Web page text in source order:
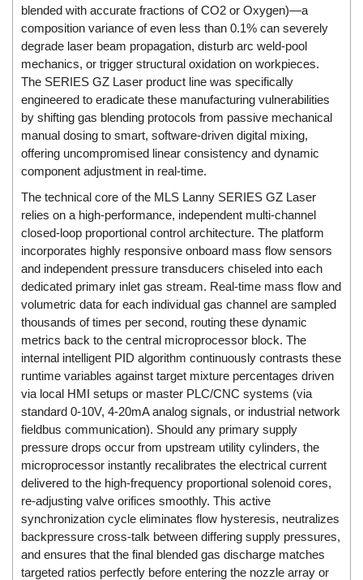
Doctor Led Vietnam
DOLD - Autho ANS
Dold Vietnam
Dongdo Tech
Donghwa Valve
Dongkun
Dosing Pump
DR. NEUMANN Peltier-Technik
Driesen Kern
Dropsa Vietnam
Druck
DSTI
DUCATI
Duclean
Dukin Besko
Dunkermotoren
Durag
Dwyer
DYH
Dynisco
E+E ELEKTRONIK
E+H
E2S
blended with accurate fractions of CO2 or Oxygen)—a
composition variance of even less than 0.1% can severely
degrade laser beam propagation, disturb arc weld-pool
mechanics, or trigger structural oxidation on workpieces.
The SERIES GZ Laser product line was specifically
engineered to eradicate these manufacturing vulnerabilities
by shifting gas blending protocols from passive mechanical
manual dosing to smart, software-driven digital mixing,
offering uncompromised linear consistency and dynamic
component adjustment in real-time.
The technical core of the MLS Lanny SERIES GZ Laser
relies on a high-performance, independent multi-channel
closed-loop proportional control architecture. The platform
incorporates highly responsive onboard mass flow sensors
and independent pressure transducers chiseled into each
dedicated primary inlet gas stream. Real-time mass flow and
volumetric data for each individual gas channel are sampled
thousands of times per second, routing these dynamic
metrics back to the central microprocessor block. The
internal intelligent PID algorithm continuously contrasts these
runtime variables against target mixture percentages driven
via local HMI setups or master PLC/CNC systems (via
standard 0-10V, 4-20mA analog signals, or industrial network
fieldbus communication). Should any primary supply
pressure drops occur from upstream utility cylinders, the
microprocessor instantly recalibrates the electrical current
delivered to the high-frequency proportional solenoid cores,
re-adjusting valve orifices smoothly. This active
synchronization cycle eliminates flow hysteresis, neutralizes
backpressure cross-talk between differing supply pressures,
and ensures that the final blended gas discharge matches
targeted ratios perfectly before entering the nozzle array or